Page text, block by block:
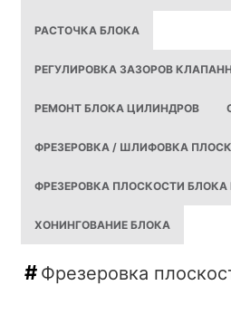
РАСТОЧКА БЛОКА
РЕГУЛИРОВКА ЗАЗОРОВ
РЕМОНТ БЛОКА ЦИЛИНДРОВ
ФРЕЗЕРОВКА / ШЛИФОВКА
ФРЕЗЕРОВКА ПЛОСКОСТИ
ХОНИНГОВАНИЕ БЛОКА
Фрезеровка